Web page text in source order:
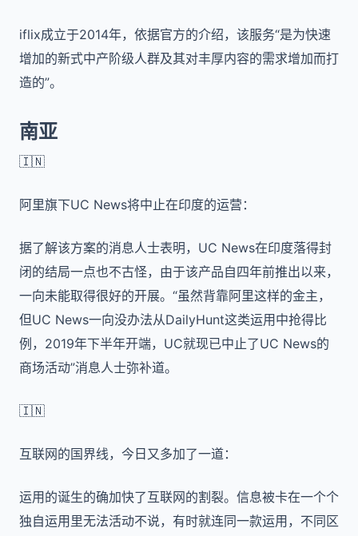
iflix成立于2014年，依据官方的介绍，该服务“是为快速
增加的新式中产阶级人群及其对丰厚内容的需求增加而打
造的”。
南亚
🇮🇳
阿里旗下UC News将中止在印度的运营：
据了解该方案的消息人士表明， UC News在印度落得封
闭的结局一点也不古怪，由于该产品自四年前推出以来，
一向未能取得很好的开展。“虽然背靠阿里这样的金主，
但UC News一向没办法从DailyHunt这类运用中抢得比
例， 2019年下半年开端， UC就现已中止了UC News的
商场活动”消息人士弥补道。
🇮🇳
互联网的国界线，今日又多加了一道：
运用的诞生的确加快了互联网的割裂。信息被卡在一个个
独自运用里无法活动不说，有时就连同一款运用，不同区